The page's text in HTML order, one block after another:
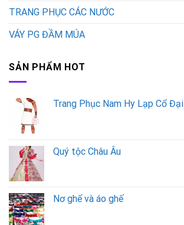
TRANG PHỤC CÁC NƯỚC
VÁY PG ĐẦM MÚA
SẢN PHẨM HOT
Trang Phục Nam Hy Lạp Cổ Đại
Quý tộc Châu Âu
Nơ ghế và áo ghế